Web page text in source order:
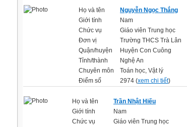
Họ và tên
Nguyễn Ngọc Thắng
Giới tính
Nam
Chức vụ
Giáo viên Trung học
Đơn vị
Trường THCS Trà Lân
Quận/huyện
Huyện Con Cuông
Tỉnh/thành
Nghệ An
Chuyên môn
Toán học, Vật lý
Điểm số
2974 (xem chi tiết)
Họ và tên
Trần Nhật Hiếu
Giới tính
Nam
Chức vụ
Giáo viên Trung học